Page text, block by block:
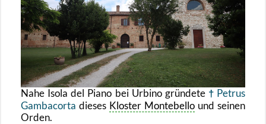
Nahe Isola del Piano bei Ur­bi­no grün­de­te
Pe­trus
Gam­ba­cor­ta die­ses Klos­ter Mon­te­bel­lo und sei­nen
Orden.